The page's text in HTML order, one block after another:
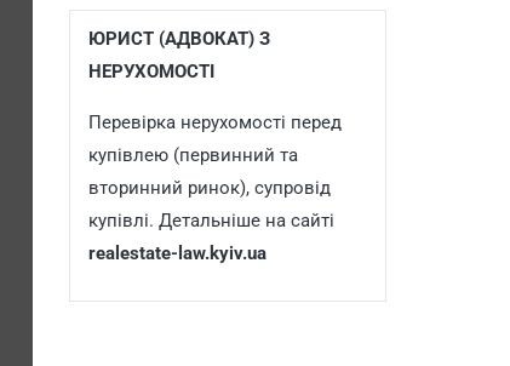
ЮРИСТ (АДВОКАТ) З
НЕРУХОМОСТІ
Перевірка нерухомості перед
купівлею (первинний та
вторинний ринок), супровід
купівлі. Детальніше на сайті
realestate-law.kyiv.ua